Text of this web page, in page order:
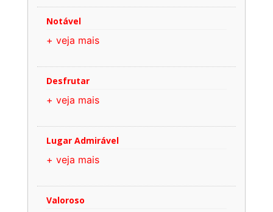
Notável
+ veja mais
Desfrutar
+ veja mais
Lugar Admirável
+ veja mais
Valoroso